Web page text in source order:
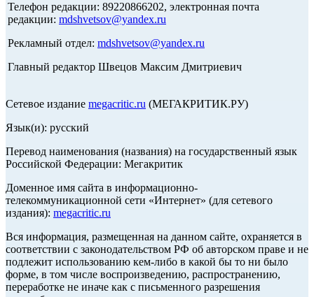
Телефон редакции: 89220866202, электронная почта
редакции: mdshvetsov@yandex.ru
Рекламный отдел: mdshvetsov@yandex.ru
Главный редактор Швецов Максим Дмитриевич
Сетевое издание megacritic.ru (МЕГАКРИТИК.РУ)
Язык(и): русский
Перевод наименования (названия) на государственный язык
Российской Федерации: Мегакритик
Доменное имя сайта в информационно-
телекоммуникационной сети «Интернет» (для сетевого
издания): megacritic.ru
Вся информация, размещенная на данном сайте, охраняется в
соответствии с законодательством РФ об авторском праве и не
подлежит использованию кем-либо в какой бы то ни было
форме, в том числе воспроизведению, распространению,
переработке не иначе как с письменного разрешения